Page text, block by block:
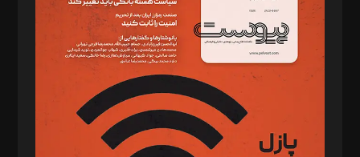
د‌بیر ناداستان: سمانه سمیع
د‌بیر خدمت و تجارت: ابوالفضل رجبی
د‌بیر حقوق فناوری: حسام‌الدین ایپکچی
د‌بیر پیوست جهان: مینا پاکدل
د‌بیر تحریریه آنلاین: بابک نقاش
تحریریه‌: مجتبی محمود‌ی، آرش برهمند، یسنا امان‌پور، سروش کرمیان،
مصطفی مسجدی آرانی، ابوالفضل رجبی، زهرا فکرانه، فائزه فتحی